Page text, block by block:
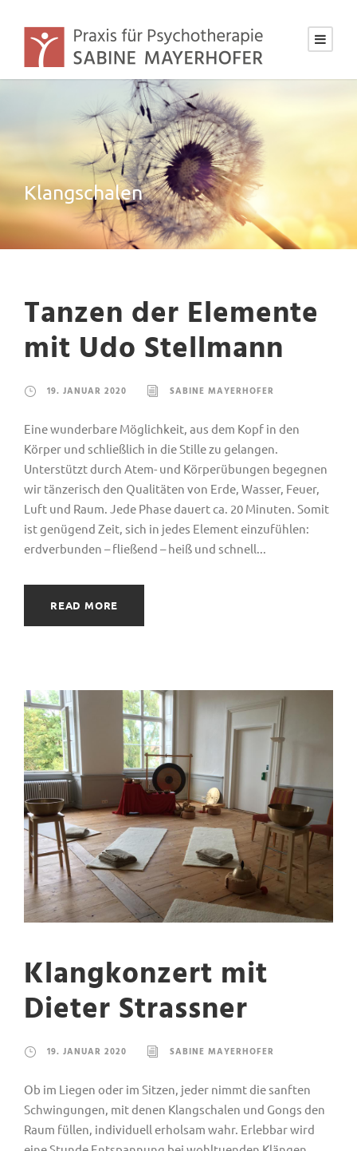
Klangschalen
Tanzen der Elemente
mit Udo Stellmann
19. JANUAR 2020 SABINE MAYERHOFER
Eine wunderbare Möglichkeit, aus dem Kopf in den
Körper und schließlich in die Stille zu gelangen.
Unterstützt durch Atem- und Körperübungen begegnen
wir tänzerisch den Qualitäten von Erde, Wasser, Feuer,
Luft und Raum. Jede Phase dauert ca. 20 Minuten. Somit
ist genügend Zeit, sich in jedes Element einzufühlen:
erdverbunden – fließend – heiß und schnell...
READ MORE
Klangkonzert mit
Dieter Strassner
19. JANUAR 2020 SABINE MAYERHOFER
Ob im Liegen oder im Sitzen, jeder nimmt die sanften
Schwingungen, mit denen Klangschalen und Gongs den
Raum füllen, individuell erholsam wahr. Erlebbar wird